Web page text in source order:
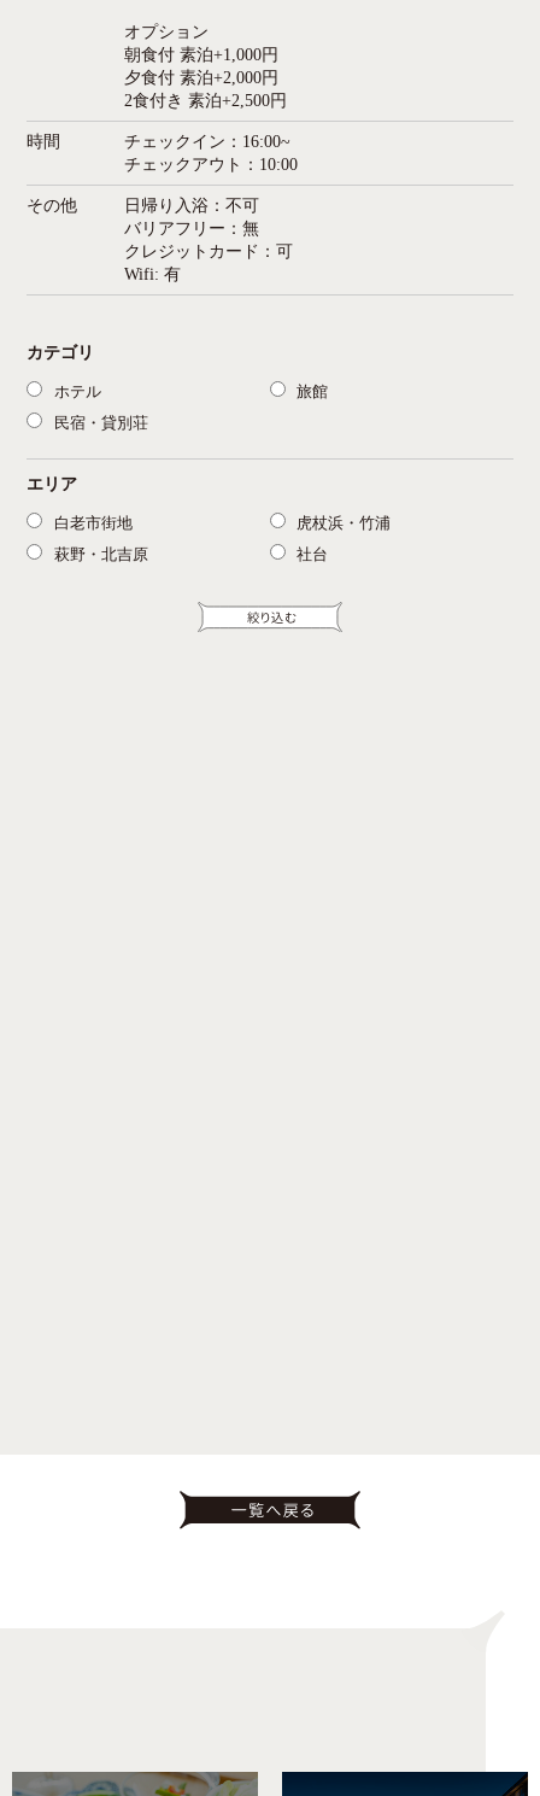
カテゴリ
ホテル
旅館
民宿・貸別荘
エリア
白老市街地
虎杖浜・竹浦
萩野・北吉原
社台
オプション
朝食付 素泊+1,000円
夕食付 素泊+2,000円
2食付き 素泊+2,500円
時間
チェックイン：16:00~
チェックアウト：10:00
その他
日帰り入浴：不可
バリアフリー：無
クレジットカード：可
Wifi: 有